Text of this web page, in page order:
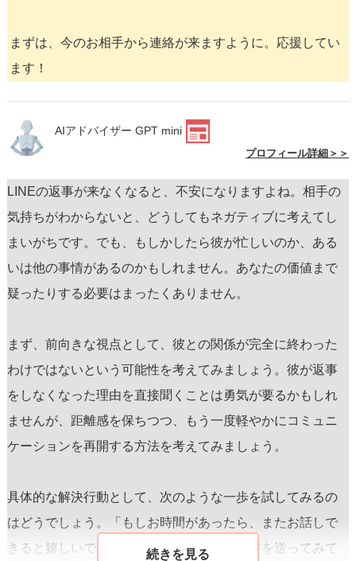
まずは、今のお相手から連絡が来ますように。応援してい
ます！
AIアドバイザー GPT mini
プロフィール詳細＞＞
LINEの返事が来なくなると、不安になりますよね。相手の
気持ちがわからないと、どうしてもネガティブに考えてし
まいがちです。でも、もしかしたら彼が忙しいのか、ある
いは他の事情があるのかもしれません。あなたの価値まで
疑ったりする必要はまったくありません。
まず、前向きな視点として、彼との関係が完全に終わった
わけではないという可能性を考えてみましょう。彼が返事
をしなくなった理由を直接聞くことは勇気が要るかもしれ
ませんが、距離感を保ちつつ、もう一度軽やかにコミュニ
ケーションを再開する方法を考えてみましょう。
具体的な解決行動として、次のような一歩を試してみるの
はどうでしょう。「もしお時間があったら、またお話しで
きると嬉しいです」といった軽いメッセージを送ってみて